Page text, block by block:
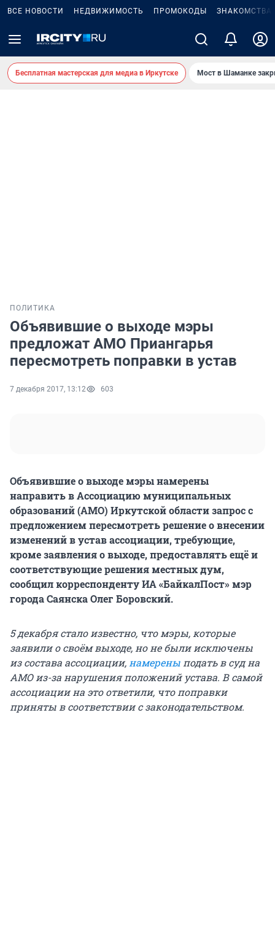
ВСЕ НОВОСТИ НЕДВИЖИМОСТЬ ПРОМОКОДЫ ЗНАКОМСТВА
Бесплатная мастерская для медиа в Иркутске Мост в Шаманке
ПОЛИТИКА
Объявившие о выходе мэры
предложат АМО Приангарья
пересмотреть поправки в устав
7 декабря 2017, 13:12 603
Объявившие о выходе мэры намерены
направить в Ассоциацию муниципальных
образований (АМО) Иркутской области запрос с
предложением пересмотреть решение о внесении
изменений в устав ассоциации, требующие,
кроме заявления о выходе, предоставлять ещё и
соответствующие решения местных дум,
сообщил корреспонденту ИА «БайкалПост» мэр
города Саянска Олег Боровский.
5 декабря стало известно, что мэры, которые
заявили о своём выходе, но не были исключены
из состава ассоциации, намерены подать в суд на
АМО из-за нарушения положений устава. В самой
ассоциации на это ответили, что поправки
приняты в соответствии с законодательством.